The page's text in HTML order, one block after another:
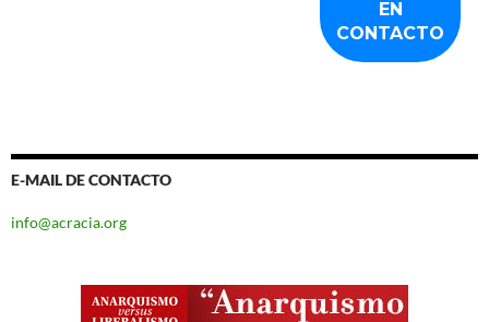
E-MAIL DE CONTACTO
info@acracia.org